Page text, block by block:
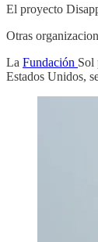
El proyecto
Otras
La Fundación Sol
Estados Unidos,